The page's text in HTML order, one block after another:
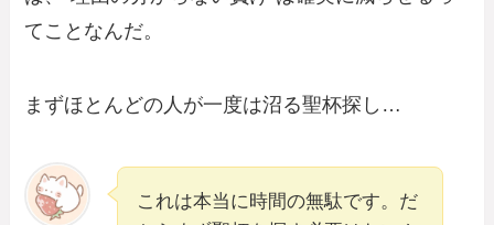
てことなんだ。
まずほとんどの人が一度は沼る聖杯探し…
これは本当に時間の無駄です。だ